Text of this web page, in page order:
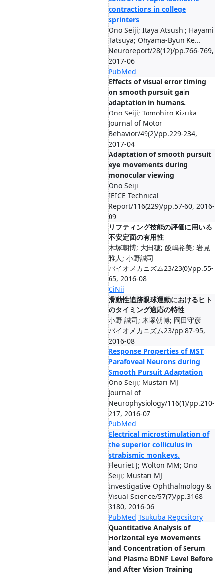
contractions in college
sprinters
Ono Seiji; Itaya Atsushi; Hayami
Tatsuya; Ohyama-Byun Ke...
Neuroreport/28(12)/pp.766-769,
2017-06
PubMed
Effects of visual error timing
on smooth pursuit gain
adaptation in humans.
Ono Seiji; Tomohiro Kizuka
Journal of Motor
Behavior/49(2)/pp.229-234,
2017-04
Adaptation of smooth pursuit
eye movements during
monocular viewing
Ono Seiji
IEICE Technical
Report/116(229)/pp.57-60, 2016-
09
リフティング技能の評価に用いる
不安定面の有用性
木塚朝博; 大田穂; 飯嶋裕美; 岩見
雅人; 小野誠司
バイオメカニズム23/23(0)/pp.55-
65, 2016-08
CiNii
滑動性追跡眼球運動におけるヒト
のタイミング適応の特性
小野 誠司; 木塚朝博; 岡田守彦
バイオメカニズム23/pp.87-95,
2016-08
Response Properties of MST
Parafoveal Neurons during
Smooth Pursuit Adaptation
Ono Seiji; Mustari MJ
Journal of
Neurophysiology/116(1)/pp.210-
217, 2016-07
PubMed
Electrical microstimulation of
the superior colliculus in
strabismic monkeys.
Fleuriet J; Wolton MM; Ono
Seiji; Mustari MJ
Investigative Ophthalmology &
Visual Science/57(7)/pp.3168-
3180, 2016-06
PubMed Tsukuba Repository
Quantitative Analysis of
Horizontal Eye Movements
and Concentration of Serum
and Plasma BDNF Level Before
and After Vision Training